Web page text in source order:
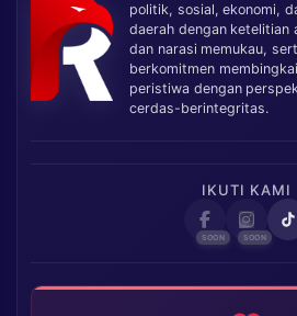
politik, sosial, ekonomi,
daerah dengan ketelitian
dan narasi memukau,
berkomitmen membingkai
peristiwa dengan
cerdas-berintegritas.
IKUTI KAMI